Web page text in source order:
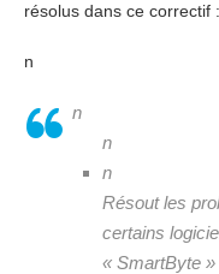
résolus dans ce correctif :
n
n
n
n
Résout les
certains
« SmartByte